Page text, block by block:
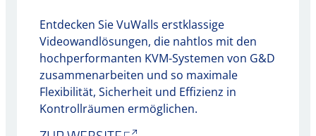
Entdecken Sie VuWalls erstklassige
Videowandlösungen, die nahtlos mit den
hochperformanten KVM-Systemen von G&D
zusammenarbeiten und so maximale
Flexibilität, Sicherheit und Effizienz in
Kontrollräumen ermöglichen.